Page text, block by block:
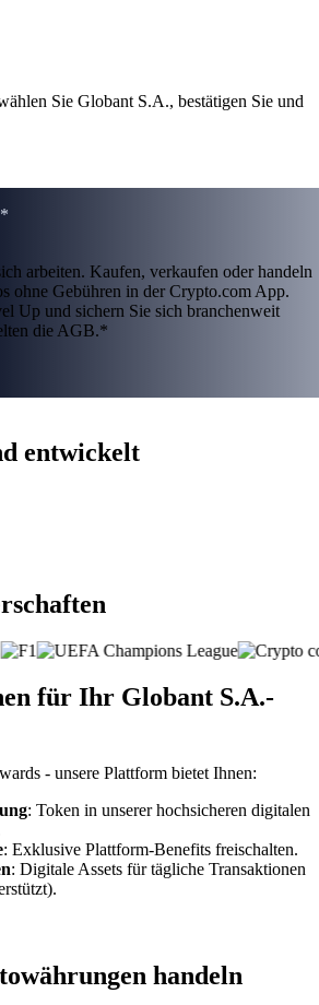
Sie Globant S.A., bestätigen Sie und
arbeiten. Kaufen, verkaufen oder handeln
ohne Gebühren in der Crypto.com App.
Up und sichern Sie sich branchenweit
die AGB.*
entwickelt
für Ihr Globant S.A.-
- unsere Plattform bietet Ihnen:
: Token in unserer hochsicheren digitalen
: Exklusive Plattform-Benefits freischalten.
: Digitale Assets für tägliche Transaktionen
handeln